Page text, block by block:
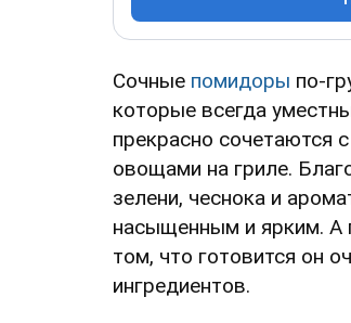
Сочные помидоры по-
которые всегда
прекрасно
овощами на гриле.
зелени, чеснока и
насыщенным и ярким. А
том, что готовится он
ингредиентов.